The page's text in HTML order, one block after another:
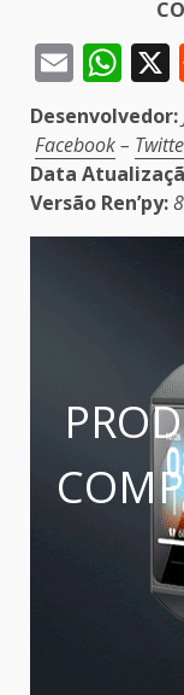
Email
Desenvolvedor:
Facebook–
Data
Versão Ren’py: